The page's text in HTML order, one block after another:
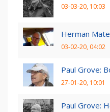
03-03-20, 10:03
Herman
03-02-20, 04:02
Paul Grove:
27-01-20, 10:01
Paul Grove: